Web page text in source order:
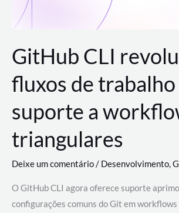
GitHub CLI
fluxos de
suporte a
triangulares
Deixe um comentário/ Desenvolvimento,
O GitHub CLI agora oferece suporte
configurações comuns do Git em